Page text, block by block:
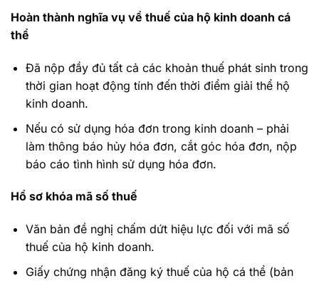
Hoàn thành nghĩa vụ về thuế của hộ kinh doanh cá
thể
Đã nộp đầy đủ tất cả các khoản thuế phát sinh trong
thời gian hoạt động tính đến thời điểm giải thể hộ
kinh doanh.
Nếu có sử dụng hóa đơn trong kinh doanh – phải
làm thông báo hủy hóa đơn, cắt góc hóa đơn, nộp
báo cáo tình hình sử dụng hóa đơn.
Hồ sơ khóa mã số thuế
Văn bản đề nghị chấm dứt hiệu lực đối với mã số
thuế của hộ kinh doanh.
Giấy chứng nhận đăng ký thuế của hộ cá thể (bản